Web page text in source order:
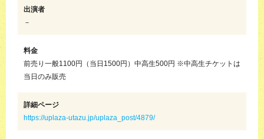
出演者
－
料金
前売り一般1100円（当日1500円）中高生500円 ※中高生チケットは
当日のみ販売
詳細ページ
https://uplaza-utazu.jp/uplaza_post/4879/